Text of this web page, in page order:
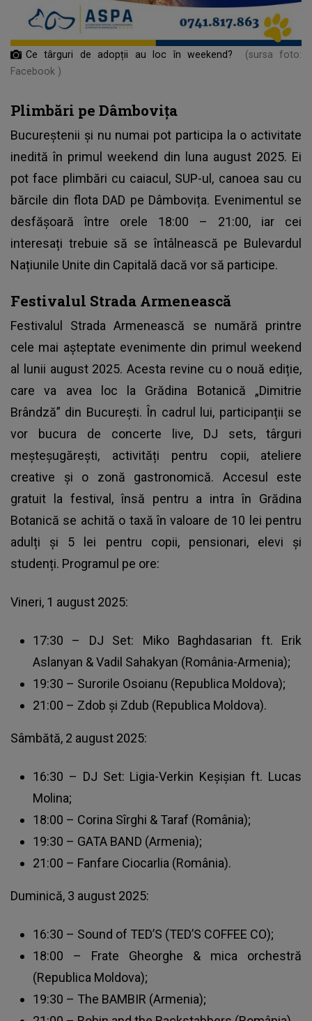
Ce târguri de adopții au loc în weekend?
(sursa foto:
Facebook )
Plimbări pe Dâmbovița
Bucureștenii și nu numai pot participa la o activitate
inedită în primul weekend din luna august 2025. Ei
pot face plimbări cu caiacul, SUP-ul, canoea sau cu
bărcile din flota DAD pe Dâmbovița. Evenimentul se
desfășoară între orele 18:00 – 21:00, iar cei
interesați trebuie să se întâlnească pe Bulevardul
Națiunile Unite din Capitală dacă vor să participe.
Festivalul Strada Armenească
Festivalul
Strada Armenească se numără printre
cele mai așteptate evenimente din primul weekend
al lunii august 2025. Acesta revine cu o nouă ediție,
care va avea loc la Grădina Botanică „Dimitrie
Brândză” din București. În cadrul lui, participanții se
vor bucura de concerte live, DJ sets, târguri
meșteșugărești, activități pentru copii, ateliere
creative și o zonă gastronomică. Accesul este
gratuit la festival, însă pentru a intra în Grădina
Botanică se achită o taxă în valoare de 10 lei pentru
adulți și 5 lei pentru copii, pensionari, elevi și
studenți. Programul pe ore:
Vineri, 1 august 2025:
17:30 – DJ Set: Miko Baghdasarian ft. Erik
Aslanyan & Vadil Sahakyan (România-Armenia);
19:30 – Surorile Osoianu (Republica Moldova);
21:00 – Zdob și Zdub (Republica Moldova).
Sâmbătă, 2 august 2025:
16:30 – DJ Set: Ligia-Verkin Keșișian ft. Lucas
Molina;
18:00 – Corina Sîrghi & Taraf (România);
19:30 – GATA BAND (Armenia);
21:00 – Fanfare Ciocarlia (România).
Duminică, 3 august 2025:
16:30 – Sound of TED’S (TED’S COFFEE CO);
18:00 – Frate Gheorghe & mica orchestră
(Republica Moldova);
19:30 – The BAMBIR (Armenia);